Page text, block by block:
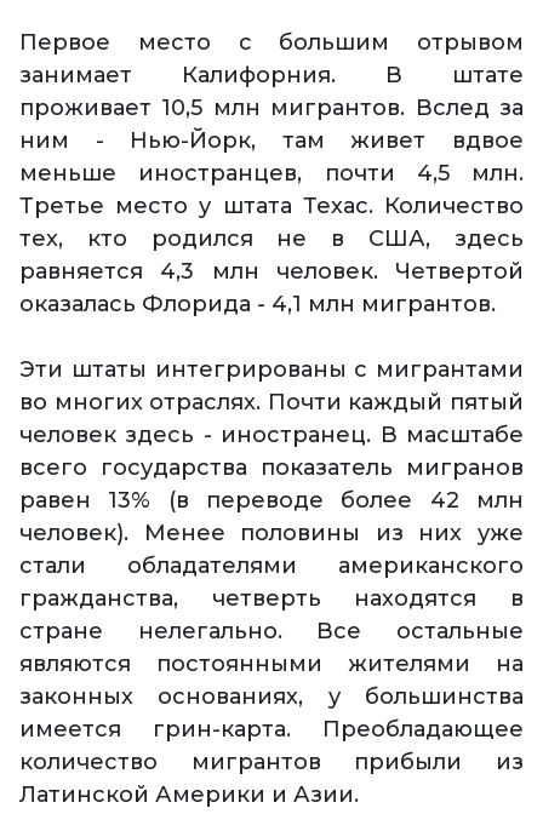
Первое место с большим отрывом
занимает Калифорния. В штате
проживает 10,5 млн мигрантов. Вслед за
ним - Нью-Йорк, там живет вдвое
меньше иностранцев, почти 4,5 млн.
Третье место у штата Техас. Количество
тех, кто родился не в США, здесь
равняется 4,3 млн человек. Четвертой
оказалась Флорида - 4,1 млн мигрантов.
Эти штаты интегрированы с мигрантами
во многих отраслях. Почти каждый пятый
человек здесь - иностранец. В масштабе
всего государства показатель мигранов
равен 13% (в переводе более 42 млн
человек). Менее половины из них уже
стали обладателями американского
гражданства, четверть находятся в
стране нелегально. Все остальные
являются постоянными жителями на
законных основаниях, у большинства
имеется грин-карта. Преобладающее
количество мигрантов прибыли из
Латинской Америки и Азии.